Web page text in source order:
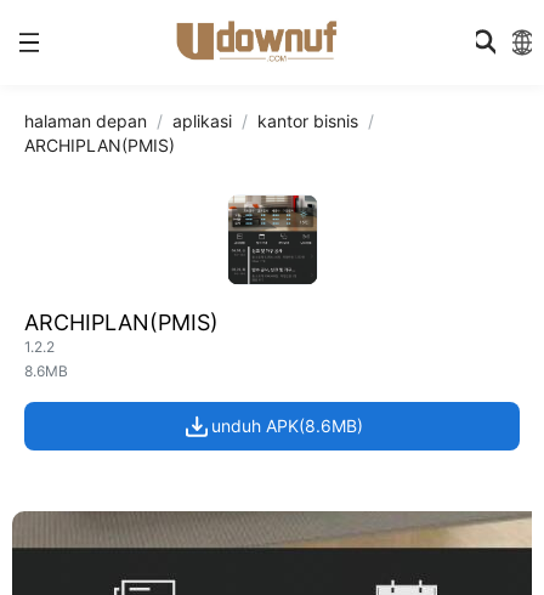
halaman depan aplikasi
kantor bisnis
ARCHIPLAN(PMIS)
ARCHIPLAN(PMIS)
1.2.2
8.6MB
unduh APK(8.6MB)